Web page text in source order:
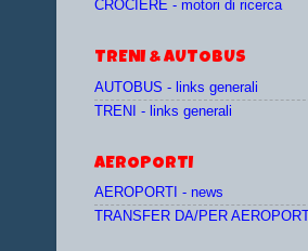
CROCIERE - motori di ricerca
TRENI & AUTOBUS
AUTOBUS - links generali
TRENI - links generali
AEROPORTI
AEROPORTI - news
TRANSFER DA/PER AEROPORTI